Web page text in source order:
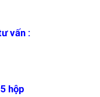
vấn :
hộp